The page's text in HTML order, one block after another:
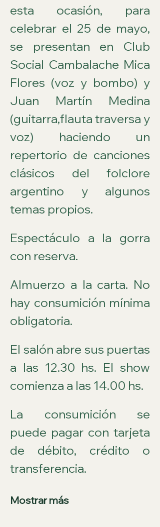
esta ocasión, para
celebrar el 25 de mayo,
se presentan en Club
Social Cambalache Mica
Flores (voz y bombo) y
Juan Martín Medina
(guitarra,flauta traversa y
voz) haciendo un
repertorio de canciones
clásicos del folclore
argentino y algunos
temas propios.
Espectáculo a la gorra
con reserva.
Almuerzo a la carta. No
hay consumición mínima
obligatoria.
El salón abre sus puertas
a las 12.30 hs. El show
comienza a las 14.00 hs.
La consumición se
puede pagar con tarjeta
de débito, crédito o
transferencia.
Mostrar más